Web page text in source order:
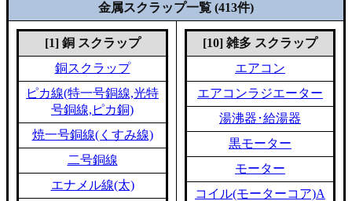
金属スクラップ一覧 (413件)
[1] 銅 スクラップ
銅スクラップ
ピカ線(特一号銅線,光特
号銅線,ピカ銅)
焼一号銅線(くすみ線)
二号銅線
エナメル線(太)
[10] 雑多 スクラップ
エアコン
エアコンラジエーター
湯沸器･給湯器
黒モーター
モーター
コイル(モーターコア)A